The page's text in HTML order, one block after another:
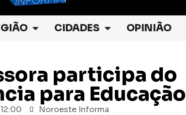
CIDADES OPINIÃO
participa do
para Educação
12:00 Noroeste Informa